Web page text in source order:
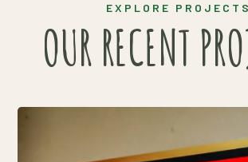
EXPLORE PROJECTS
OUR RECENT